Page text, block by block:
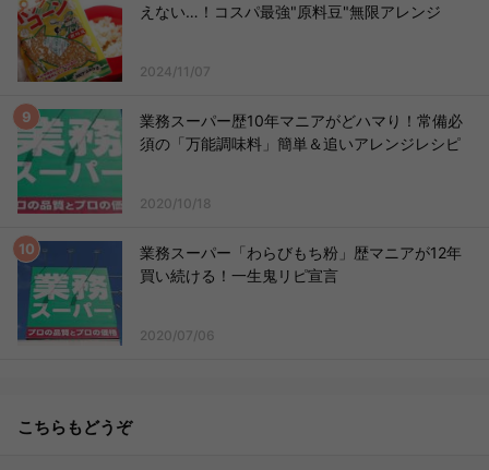
えない…！コスパ最強"原料豆"無限アレンジ
2024/11/07
業務スーパー歴10年マニアがどハマり！常備必
須の「万能調味料」簡単＆追いアレンジレシピ
2020/10/18
業務スーパー「わらびもち粉」歴マニアが12年
買い続ける！一生鬼リピ宣言
2020/07/06
こちらもどうぞ